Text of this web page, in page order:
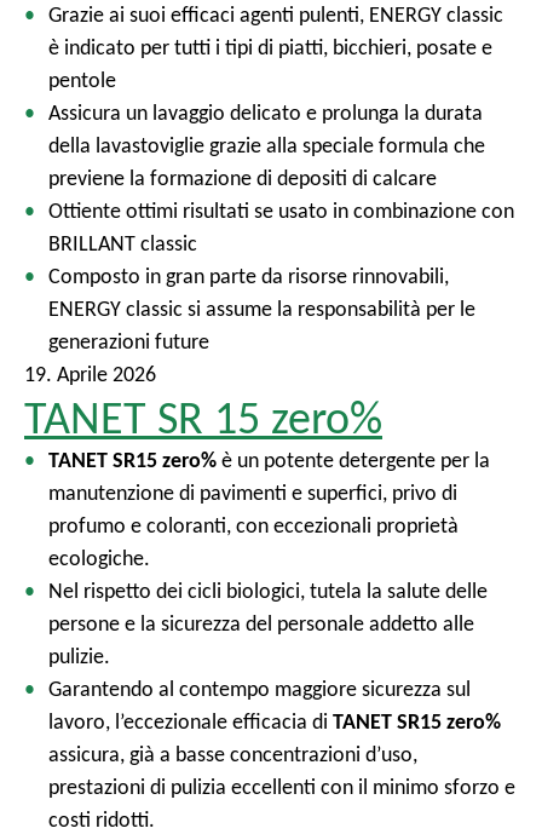
Grazie ai suoi efficaci agenti pulenti, ENERGY classic
è indicato per tutti i tipi di piatti, bicchieri, posate e
pentole
Assicura un lavaggio delicato e prolunga la durata
della lavastoviglie grazie alla speciale formula che
previene la formazione di depositi di calcare
Ottiente ottimi risultati se usato in combinazione con
BRILLANT classic
Composto in gran parte da risorse rinnovabili,
ENERGY classic si assume la responsabilità per le
generazioni future
19. Aprile 2026
TANET SR 15 zero%
TANET SR15 zero%è un potente detergente per la
manutenzione di pavimenti e superfici, privo di
profumo e coloranti, con eccezionali proprietà
ecologiche.
Nel rispetto dei cicli biologici, tutela la salute delle
persone e la sicurezza del personale addetto alle
pulizie.
Garantendo al contempo maggiore sicurezza sul
lavoro, l’eccezionale efficacia di TANET SR15 zero%
assicura, già a basse concentrazioni d’uso,
prestazioni di pulizia eccellenti con il minimo sforzo e
costi ridotti.